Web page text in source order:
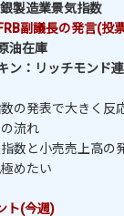
製造業景気指数
副議長の発言(投
油在庫
ン：リッチモンド
の発表で大きく反
流れ
数と小売売上高の
めたい
ト(今週)